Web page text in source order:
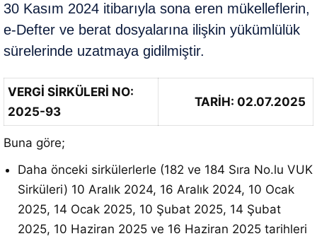
30 Kasım 2024 itibarıyla sona eren mükelleflerin,
e-Defter ve berat dosyalarına ilişkin yükümlülük
sürelerinde uzatmaya gidilmiştir.
VERGİ SİRKÜLERİ NO:
2025-93
TARİH: 02.07.2025
Buna göre;
Daha önceki sirkülerlerle (182 ve 184 Sıra No.lu VUK
Sirküleri) 10 Aralık 2024, 16 Aralık 2024, 10 Ocak
2025, 14 Ocak 2025, 10 Şubat 2025, 14 Şubat
2025, 10 Haziran 2025 ve 16 Haziran 2025 tarihleri